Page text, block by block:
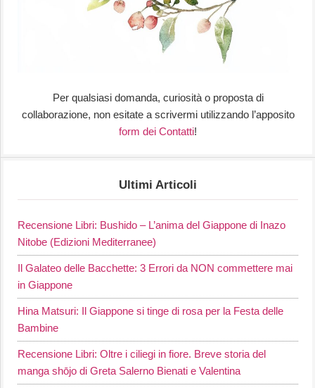
Per qualsiasi domanda, curiosità o proposta di
collaborazione, non esitate a scrivermi utilizzando l’apposito
form dei Contatti!
Ultimi Articoli
Recensione Libri: Bushido – L’anima del Giappone di Inazo
Nitobe (Edizioni Mediterranee)
Il Galateo delle Bacchette: 3 Errori da NON commettere mai
in Giappone
Hina Matsuri: Il Giappone si tinge di rosa per la Festa delle
Bambine
Recensione Libri: Oltre i ciliegi in fiore. Breve storia del
manga shōjo di Greta Salerno Bienati e Valentina